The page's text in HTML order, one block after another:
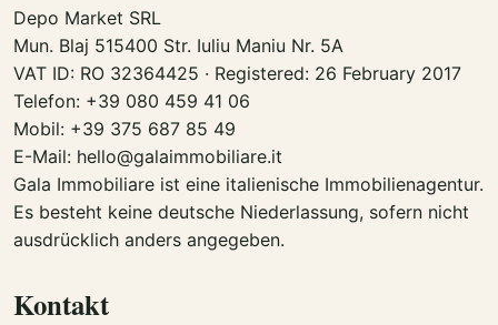
Depo Market SRL
Mun. Blaj 515400 Str. Iuliu Maniu Nr. 5A
VAT ID: RO 32364425 · Registered: 26 February 2017
Telefon: +39 080 459 41 06
Mobil: +39 375 687 85 49
E-Mail: hello@galaimmobiliare.it
Gala Immobiliare ist eine italienische Immobilienagentur.
Es besteht keine deutsche Niederlassung, sofern nicht
ausdrücklich anders angegeben.
Kontakt